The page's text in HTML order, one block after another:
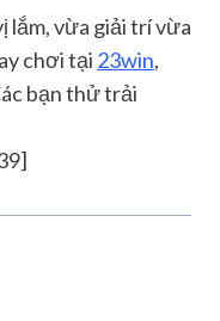
lắm, vừa giải trí vừa
chơi tại 23win,
bạn thử trải